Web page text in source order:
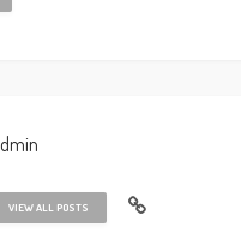
VIEW ALL POSTS